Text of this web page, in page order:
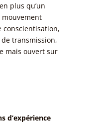
plus qu’un
mouvement
conscientisation,
transmission,
mais ouvert sur
d’expérience